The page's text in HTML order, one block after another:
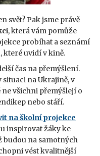
svět? Pak jsme právě
, která vám pomůže
probíhat a seznámí
které uvidí v kině.
čas na přemýšlení.
na Ukrajině, v
ne všichni přemýšlejí o
nebo stáří.
na školní projekce
inspirovat žáky ke
na samotných
vést kvalitnější